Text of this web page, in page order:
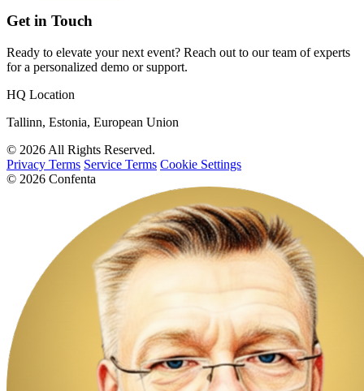
Get in Touch
Ready to elevate your next event? Reach out to our team of experts
for a personalized demo or support.
HQ Location
Tallinn, Estonia, European Union
© 2026 All Rights Reserved.
Privacy Terms Service Terms Cookie Settings
© 2026 Confenta